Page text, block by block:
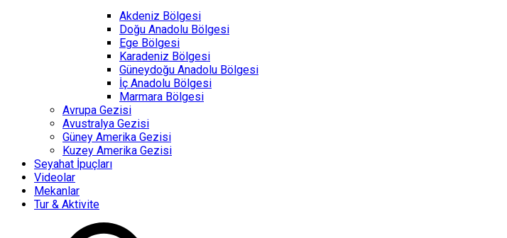
Akdeniz Bölgesi
Doğu Anadolu Bölgesi
Ege Bölgesi
Karadeniz Bölgesi
Güneydoğu Anadolu Bölgesi
İç Anadolu Bölgesi
Marmara Bölgesi
Avrupa Gezisi
Avustralya Gezisi
Güney Amerika Gezisi
Kuzey Amerika Gezisi
Seyahat İpuçları
Videolar
Mekanlar
Tur & Aktivite